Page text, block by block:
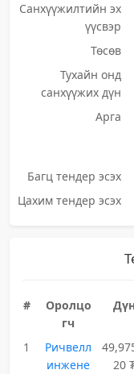
Санхүүжилтийн эх
үүсвэр
Төсөв
Тухайн онд
санхүүжих дүн
Арга
Багц тендер эсэх
Цахим тендер эсэх
#
Оролцо
гч
1
Ричвелл
инжене
20